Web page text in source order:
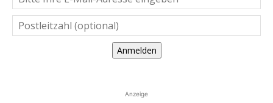
Anmelden
Anzeige